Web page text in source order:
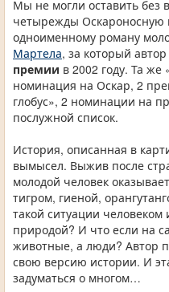
Мы не могли оставить
четырежды Оскароносную
одноименному роману
Мартела, за который
премии в 2002 году. Та же
номинация на Оскар, 2
глобус», 2 номинации на
послужной список.
История, описанная в
вымысел. Выжив после
молодой человек
тигром, гиеной,
такой ситуации
природой? И что если на
животные, а люди? Автор
свою версию истории. И
задуматься о многом…